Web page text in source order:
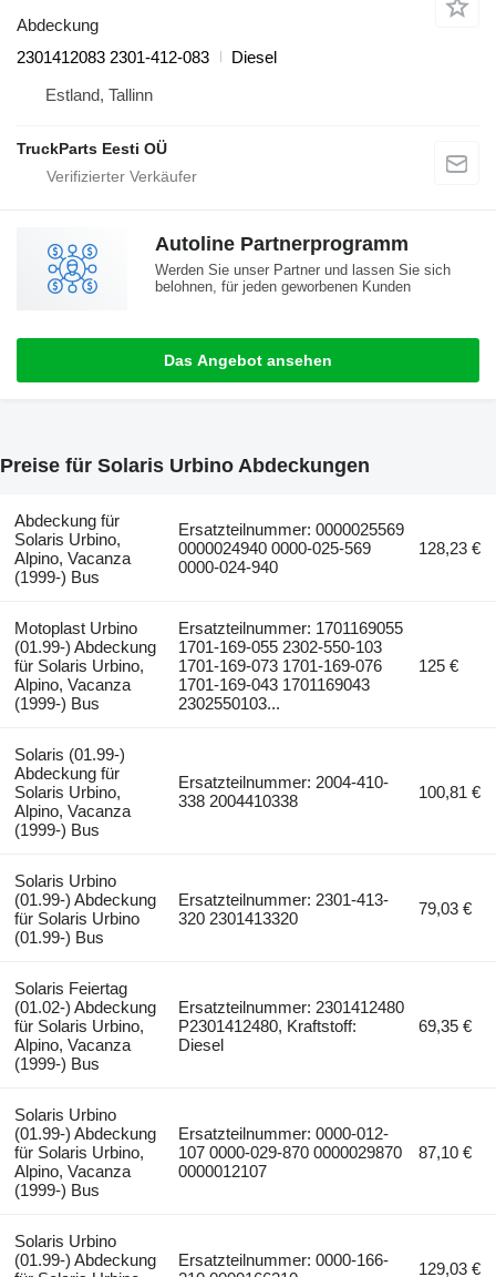
Abdeckung
2301412083 2301-412-083
Diesel
Estland, Tallinn
TruckParts Eesti OÜ
Autoline Partnerprogramm
Werden Sie unser Partner und lassen Sie sich
belohnen, für jeden geworbenen Kunden
Das Angebot ansehen
Preise für Solaris Urbino Abdeckungen
Abdeckung für
Solaris Urbino,
Alpino, Vacanza
(1999-) Bus
Ersatzteilnummer: 0000025569
0000024940 0000-025-569
0000-024-940
128,23 €
Motoplast Urbino
(01.99-) Abdeckung
für Solaris Urbino,
Alpino, Vacanza
(1999-) Bus
Ersatzteilnummer: 1701169055
1701-169-055 2302-550-103
1701-169-073 1701-169-076
1701-169-043 1701169043
2302550103...
125 €
Solaris (01.99-)
Abdeckung für
Solaris Urbino,
Alpino, Vacanza
(1999-) Bus
Ersatzteilnummer: 2004-410-
338 2004410338
100,81 €
Solaris Urbino
(01.99-) Abdeckung
für Solaris Urbino
(01.99-) Bus
Ersatzteilnummer: 2301-413-
320 2301413320
79,03 €
Solaris Feiertag
(01.02-) Abdeckung
für Solaris Urbino,
Alpino, Vacanza
(1999-) Bus
Ersatzteilnummer: 2301412480
P2301412480, Kraftstoff:
Diesel
69,35 €
Solaris Urbino
(01.99-) Abdeckung
für Solaris Urbino,
Alpino, Vacanza
(1999-) Bus
Ersatzteilnummer: 0000-012-
107 0000-029-870 0000029870
0000012107
87,10 €
Solaris Urbino
(01.99-) Abdeckung
Ersatzteilnummer: 0000-166-
129,03 €